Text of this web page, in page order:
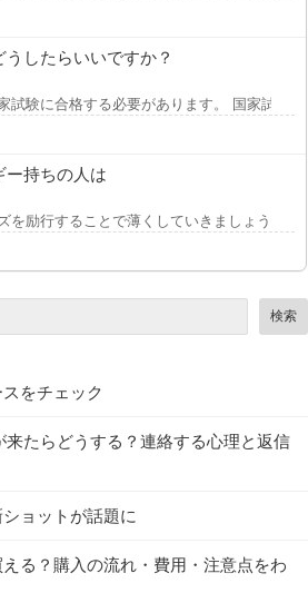
したらいいですか？
試験に合格する必要があります。 国家試験
ー持ちの人は
を励行することで薄くしていきましょう。頭
検索
をチェック
来たらどうする？連絡する心理と返信
ョットが話題に
る？購入の流れ・費用・注意点をわ